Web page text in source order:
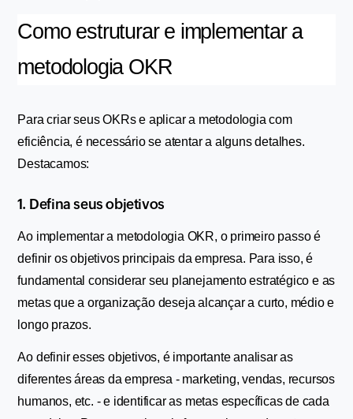
Como estruturar e implementar a
metodologia OKR
Para criar seus OKRs e aplicar a metodologia com
eficiência, é necessário se atentar a alguns detalhes.
Destacamos:
1. Defina seus objetivos
Ao implementar a metodologia OKR, o primeiro passo é
definir os objetivos principais da empresa. Para isso, é
fundamental considerar seu planejamento estratégico e as
metas que a organização deseja alcançar a curto, médio e
longo prazos.
Ao definir esses objetivos, é importante analisar as
diferentes áreas da empresa - marketing, vendas, recursos
humanos, etc. - e identificar as metas específicas de cada